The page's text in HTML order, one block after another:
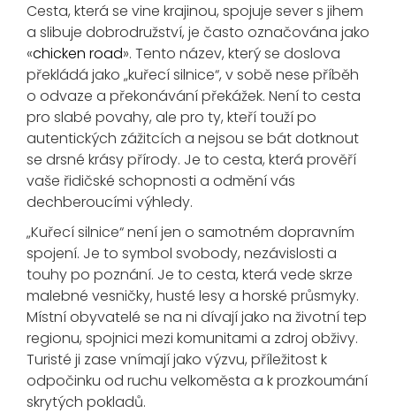
Cesta, která se vine krajinou, spojuje sever s jihem
a slibuje dobrodružství, je často označována jako
«chicken road». Tento název, který se doslova
překládá jako „kuřecí silnice“, v sobě nese příběh
o odvaze a překonávání překážek. Není to cesta
pro slabé povahy, ale pro ty, kteří touží po
autentických zážitcích a nejsou se bát dotknout
se drsné krásy přírody. Je to cesta, která prověří
vaše řidičské schopnosti a odmění vás
dechberoucími výhledy.
„Kuřecí silnice“ není jen o samotném dopravním
spojení. Je to symbol svobody, nezávislosti a
touhy po poznání. Je to cesta, která vede skrze
malebné vesničky, husté lesy a horské průsmyky.
Místní obyvatelé se na ni dívají jako na životní tep
regionu, spojnici mezi komunitami a zdroj obživy.
Turisté ji zase vnímají jako výzvu, příležitost k
odpočinku od ruchu velkoměsta a k prozkoumání
skrytých pokladů.